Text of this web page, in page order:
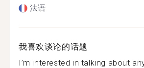
法语
我喜欢谈论的话题
I’m interested in talking about